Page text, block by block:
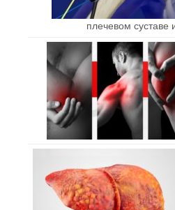
плечевом суставе